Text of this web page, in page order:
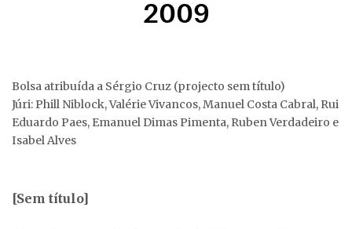
2009
Bolsa atribuída a Sérgio Cruz (projecto sem título)
Júri: Phill Niblock, Valérie Vivancos, Manuel Costa Cabral, Rui
Eduardo Paes, Emanuel Dimas Pimenta, Ruben Verdadeiro e
Isabel Alves
[Sem título]